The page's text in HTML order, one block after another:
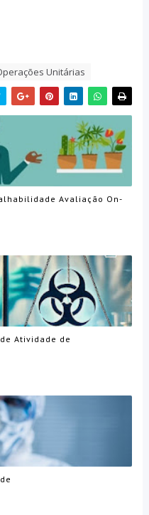
Unitárias
Avaliação On-
Atividade de